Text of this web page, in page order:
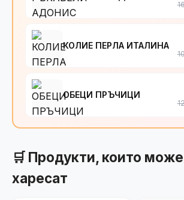
КОЛИЕ ПЕРЛА ИТАЛИНА
ОБЕЦИ ПРЪЧИЦИ
🛒 Продукти, които
харесат